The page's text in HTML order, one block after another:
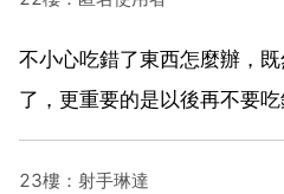
不小心吃錯了東西怎麼辦，
了，更重要的是以後再不要吃
23樓：射手琳達